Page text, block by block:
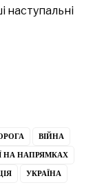
наступальні
ВІЙНА
НА НАПРЯМКАХ
УКРАЇНА